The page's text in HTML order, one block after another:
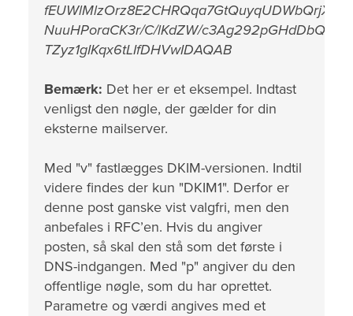
NuuHPoraCK3r/C/lKdZW/
TZyz1gIKqx6tLIfDHVwIDAQAB
Bemærk: Det her er et eksempel. Indtast
venligst den nøgle, der gælder for din
eksterne mailserver.
Med "v" fastlægges DKIM-versionen. Indtil
videre findes der kun "DKIM1". Derfor er
denne post ganske vist valgfri, men den
anbefales i RFC’en. Hvis du angiver
posten, så skal den stå som det første i
DNS-indgangen. Med "p" angiver du den
offentlige nøgle, som du har oprettet.
Parametre og værdi angives med et